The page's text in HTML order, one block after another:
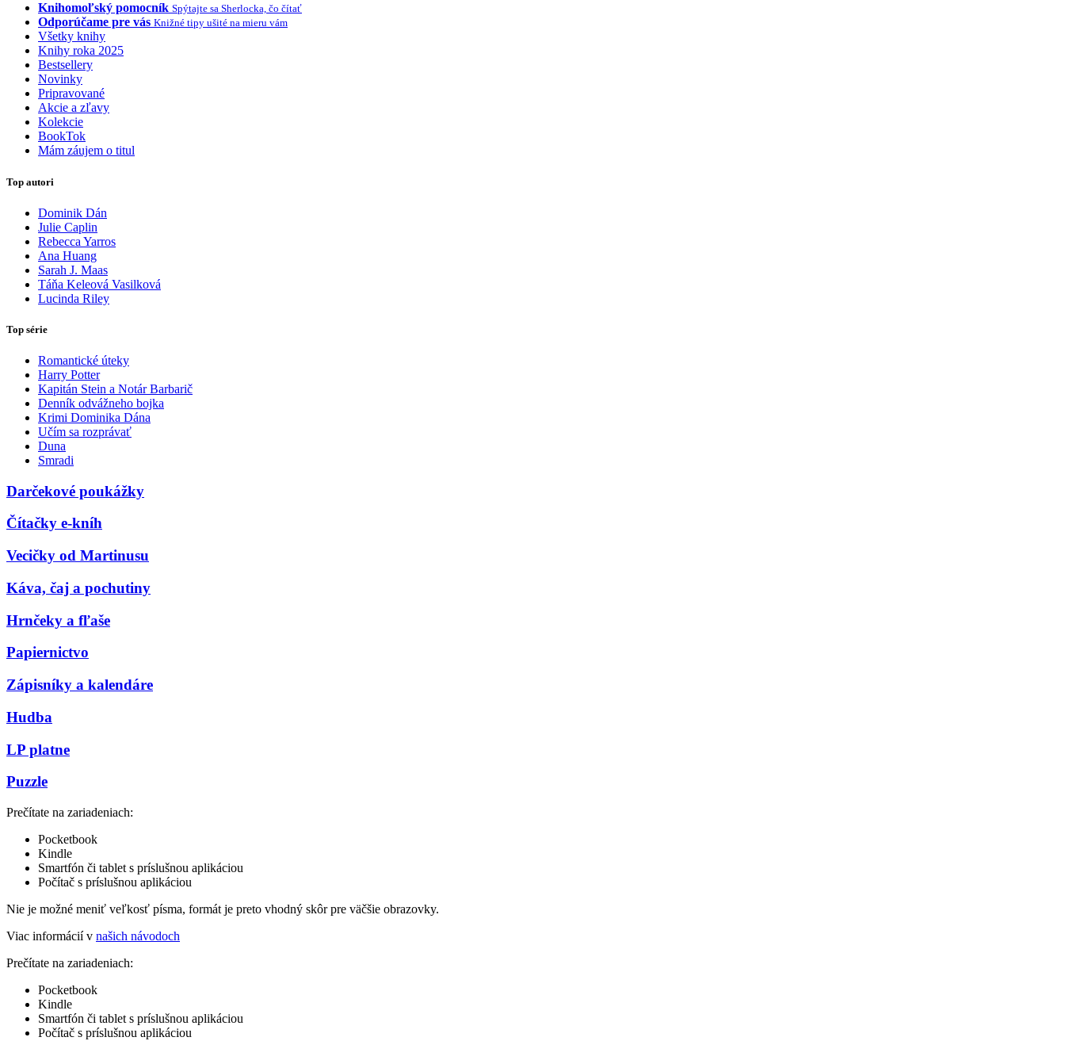
Knihomoľský pomocník Spýtajte sa Sherlocka, čo čítať
Odporúčame pre vás Knižné tipy ušité na mieru vám
Všetky knihy
Knihy roka 2025
Bestsellery
Novinky
Pripravované
Akcie a zľavy
Kolekcie
BookTok
Mám záujem o titul
Top autori
Dominik Dán
Julie Caplin
Rebecca Yarros
Ana Huang
Sarah J. Maas
Táňa Keleová Vasilková
Lucinda Riley
Top série
Romantické úteky
Harry Potter
Kapitán Stein a Notár Barbarič
Denník odvážneho bojka
Krimi Dominika Dána
Učím sa rozprávať
Duna
Smradi
Darčekové poukážky
Čítačky e-kníh
Vecičky od Martinusu
Káva, čaj a pochutiny
Hrnčeky a fľaše
Papiernictvo
Zápisníky a kalendáre
Hudba
LP platne
Puzzle
Prečítate na zariadeniach:
Pocketbook
Kindle
Smartfón či tablet s príslušnou aplikáciou
Počítač s príslušnou aplikáciou
Nie je možné meniť veľkosť písma, formát je preto vhodný skôr pre väčšie obrazovky.
Viac informácií v našich návodoch
Prečítate na zariadeniach:
Pocketbook
Kindle
Smartfón či tablet s príslušnou aplikáciou
Počítač s príslušnou aplikáciou